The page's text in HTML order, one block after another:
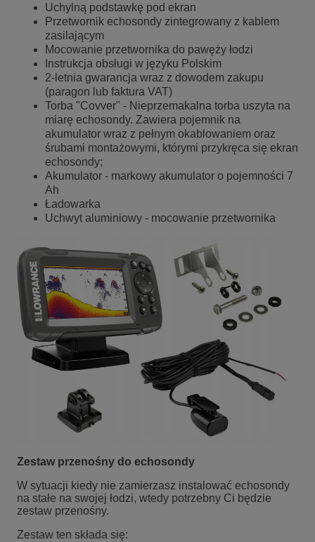
Uchylną podstawkę pod ekran
Przetwornik echosondy zintegrowany z kablem
zasilającym
Mocowanie przetwornika do pawęży łodzi
Instrukcja obsługi w języku Polskim
2-letnia gwarancja wraz z dowodem zakupu
(paragon lub faktura VAT)
Torba "Covver" - Nieprzemakalna torba uszyta na
miarę echosondy. Zawiera pojemnik na
akumulator wraz z pełnym okablowaniem oraz
śrubami montażowymi, którymi przykręca się ekran
echosondy;
Akumulator - markowy akumulator o pojemności 7
Ah
Ładowarka
Uchwyt aluminiowy - mocowanie przetwornika
Zestaw przenośny do echosondy
W sytuacji kiedy nie zamierzasz instalować echosondy
na stałe na swojej łodzi, wtedy potrzebny Ci będzie
zestaw przenośny.
Zestaw ten składa się: